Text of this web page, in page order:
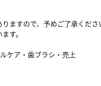
ますので、予めご了承くださ
す。
ケア・歯ブラシ・売上